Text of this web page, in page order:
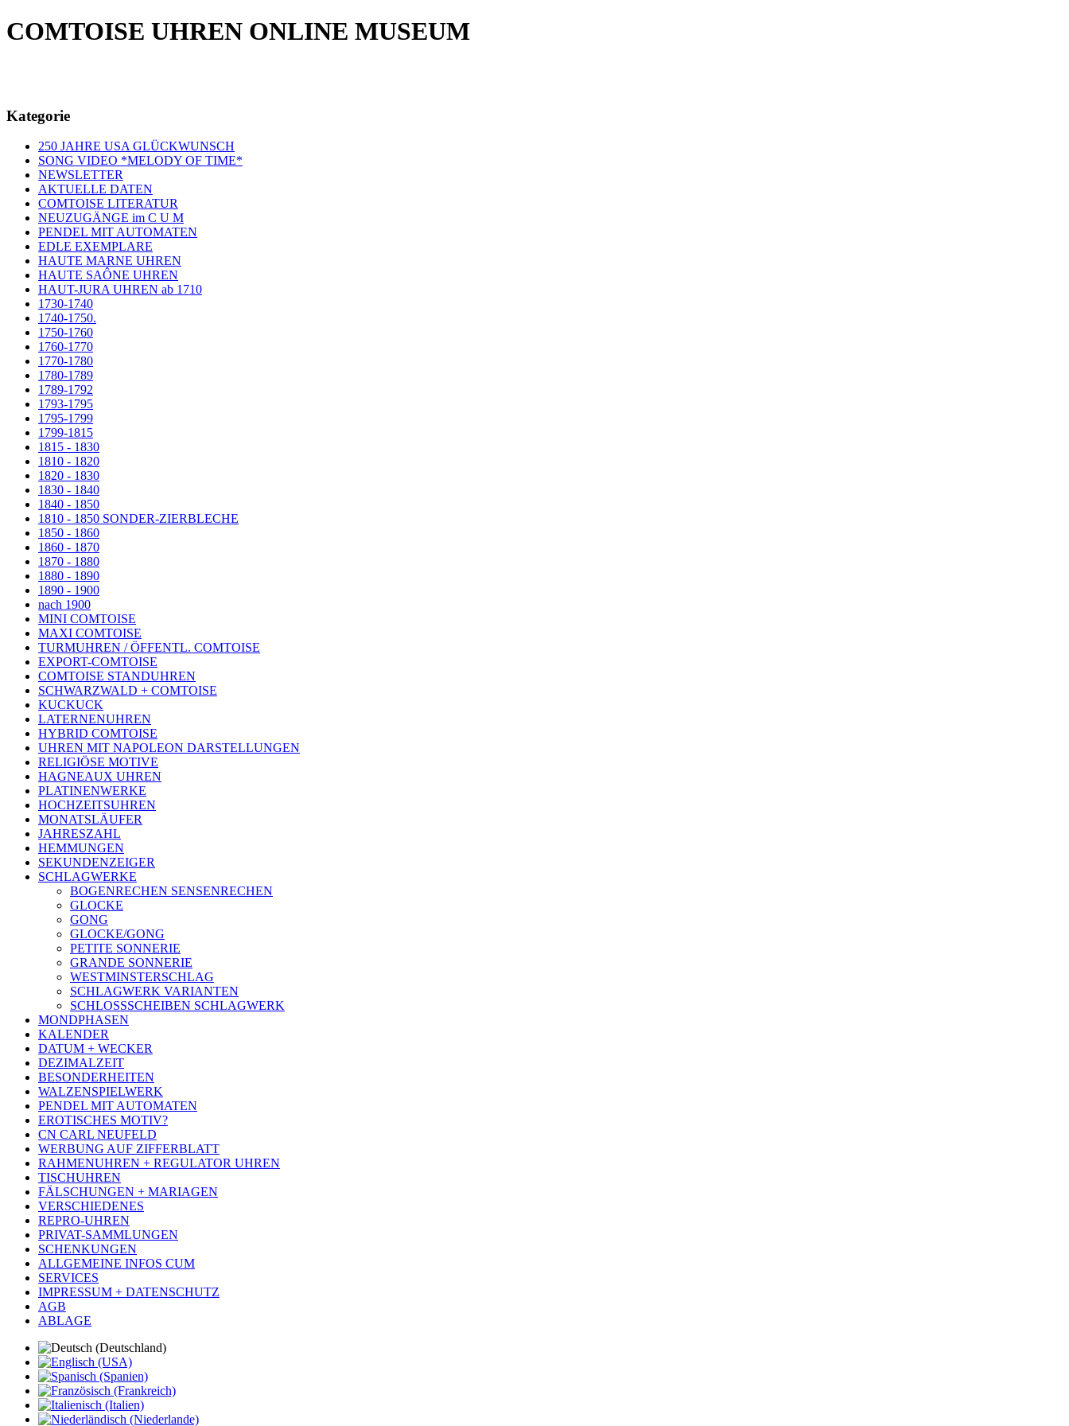
COMTOISE UHREN ONLINE MUSEUM
Kategorie
250 JAHRE USA GLÜCKWUNSCH
SONG VIDEO *MELODY OF TIME*
NEWSLETTER
AKTUELLE DATEN
COMTOISE LITERATUR
NEUZUGÄNGE im C U M
PENDEL MIT AUTOMATEN
EDLE EXEMPLARE
HAUTE MARNE UHREN
HAUTE SAÔNE UHREN
HAUT-JURA UHREN ab 1710
1730-1740
1740-1750.
1750-1760
1760-1770
1770-1780
1780-1789
1789-1792
1793-1795
1795-1799
1799-1815
1815 - 1830
1810 - 1820
1820 - 1830
1830 - 1840
1840 - 1850
1810 - 1850 SONDER-ZIERBLECHE
1850 - 1860
1860 - 1870
1870 - 1880
1880 - 1890
1890 - 1900
nach 1900
MINI COMTOISE
MAXI COMTOISE
TURMUHREN / ÖFFENTL. COMTOISE
EXPORT-COMTOISE
COMTOISE STANDUHREN
SCHWARZWALD + COMTOISE
KUCKUCK
LATERNENUHREN
HYBRID COMTOISE
UHREN MIT NAPOLEON DARSTELLUNGEN
RELIGIÖSE MOTIVE
HAGNEAUX UHREN
PLATINENWERKE
HOCHZEITSUHREN
MONATSLÄUFER
JAHRESZAHL
HEMMUNGEN
SEKUNDENZEIGER
SCHLAGWERKE
BOGENRECHEN SENSENRECHEN
GLOCKE
GONG
GLOCKE/GONG
PETITE SONNERIE
GRANDE SONNERIE
WESTMINSTERSCHLAG
SCHLAGWERK VARIANTEN
SCHLOSSSCHEIBEN SCHLAGWERK
MONDPHASEN
KALENDER
DATUM + WECKER
DEZIMALZEIT
BESONDERHEITEN
WALZENSPIELWERK
PENDEL MIT AUTOMATEN
EROTISCHES MOTIV?
CN CARL NEUFELD
WERBUNG AUF ZIFFERBLATT
RAHMENUHREN + REGULATOR UHREN
TISCHUHREN
FÄLSCHUNGEN + MARIAGEN
VERSCHIEDENES
REPRO-UHREN
PRIVAT-SAMMLUNGEN
SCHENKUNGEN
ALLGEMEINE INFOS CUM
SERVICES
IMPRESSUM + DATENSCHUTZ
AGB
ABLAGE